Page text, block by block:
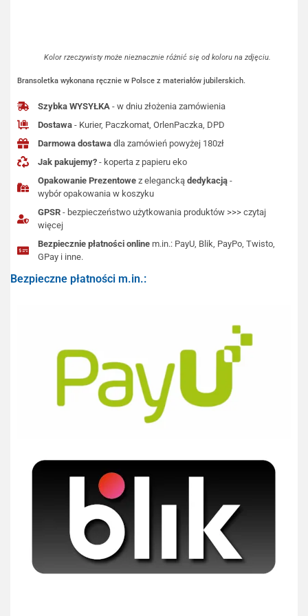
Kolor rzeczywisty może nieznacznie różnić się od koloru na zdjęciu.
Bransoletka wykonana ręcznie w Polsce z materiałów jubilerskich.
Szybka WYSYŁKA - w dniu złożenia zamówienia
Dostawa - Kurier, Paczkomat, OrlenPaczka, DPD
Darmowa dostawa dla zamówień powyżej 180zł
Jak pakujemy? - koperta z papieru eko
Opakowanie Prezentowe z eleganckądedykacją -
wybór opakowania w koszyku
GPSR - bezpieczeństwo użytkowania produktów >>> czytaj
więcej
Bezpiecznie płatności online m.in.: PayU, Blik, PayPo, Twisto,
GPay i inne.
Bezpieczne płatności m.in.: